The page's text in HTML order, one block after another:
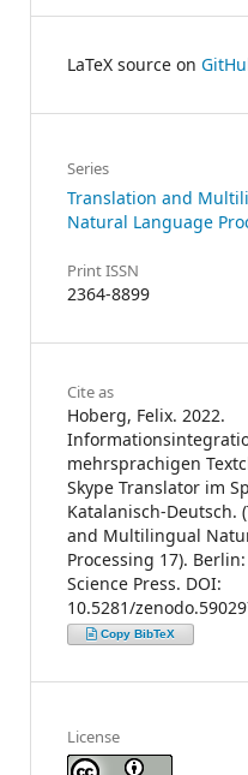
LaTeX source on
Series
Translation and
Natural Language
Print ISSN
2364-8899
Cite as
Hoberg, Felix. 2022.
mehrsprachigen
Skype Translator im
Katalanisch-Deutsch.
and Multilingual
Processing 17).
Science Press. DOI:
10.5281/
Copy BibTeX
License